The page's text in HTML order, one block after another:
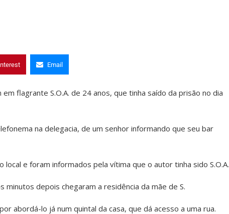
Email
flagrante S.O.A. de 24 anos, que tinha saído da prisão no dia
na delegacia, de um senhor informando que seu bar
e foram informados pela vítima que o autor tinha sido S.O.A.
minutos depois chegaram a residência da mãe de S.
abordá-lo já num quintal da casa, que dá acesso a uma rua.